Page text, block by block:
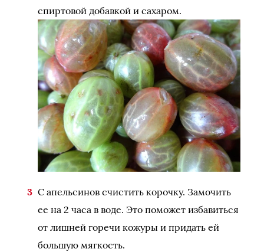
спиртовой добавкой и сахаром.
С апельсинов счистить корочку. Замочить
ее на 2 часа в воде. Это поможет избавиться
от лишней горечи кожуры и придать ей
большую мягкость.